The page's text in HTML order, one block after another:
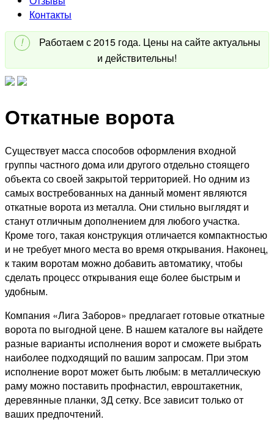
Контакты
!
Работаем с 2015 года. Цены на сайте актуальны
и действительны!
Откатные ворота
Существует масса способов оформления входной
группы частного дома или другого отдельно стоящего
объекта со своей закрытой территорией. Но одним из
самых востребованных на данный момент являются
откатные ворота из металла. Они стильно выглядят и
станут отличным дополнением для любого участка.
Кроме того, такая конструкция отличается компактностью
и не требует много места во время открывания. Наконец,
к таким воротам можно добавить автоматику, чтобы
сделать процесс открывания еще более быстрым и
удобным.
Компания «Лига Заборов» предлагает готовые откатные
ворота по выгодной цене. В нашем каталоге вы найдете
разные варианты исполнения ворот и сможете выбрать
наиболее подходящий по вашим запросам. При этом
исполнение ворот может быть любым: в металлическую
раму можно поставить профнастил, евроштакетник,
деревянные планки, 3Д сетку. Все зависит только от
ваших предпочтений.